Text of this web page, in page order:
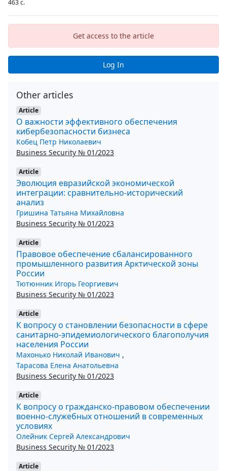
463 с.
Get access to the article
Log In
Other articles
Article
О важности эффективного обеспечения
кибербезопасности бизнеса
Кобец Петр Николаевич
Business Security № 01/2023
Article
Эволюция евразийской экономической
интеграции: сравнительно-исторический
анализ
Гришина Татьяна Михайловна
Business Security № 01/2023
Article
Правовое обеспечение сбалансированного
промышленного развития Арктической зоны
России
Тютюнник Игорь Георгиевич
Business Security № 01/2023
Article
К вопросу о становлении безопасности в сфере
санитарно-эпидемиологического благополучия
населения России
Махонько Николай Иванович ,
Тарасова Елена Анатольевна
Business Security № 01/2023
Article
К вопросу о гражданско-правовом обеспечении
военно-служебных отношений в современных
условиях
Олейник Сергей Александрович
Business Security № 01/2023
Article